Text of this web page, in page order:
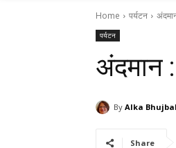
Home पर्यटन
पर्यटन
अंदमान
By Alka Bhujbal
Share